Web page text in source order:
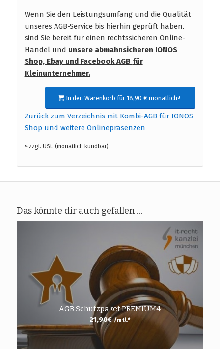
Wenn Sie den Leistungsumfang und die Qualität
unseres AGB-Service bis hierhin geprüft haben,
sind Sie bereit für einen rechtssicheren Online-
Handel und unsere abmahnsicheren IONOS
Shop, Ebay und Facebook AGB für
Kleinunternehmer.
In den Warenkorb für 18,90 € monatlichª
Zurück zum Verzeichnis mit Kombi-AGB für IONOS
Shop und weitere Onlinepräsenzen
ª zzgl. USt. (monatlich kündbar)
Das könnte dir auch gefallen …
AGB Schutzpaket PREMIUM4
21,90€ /mtl.*